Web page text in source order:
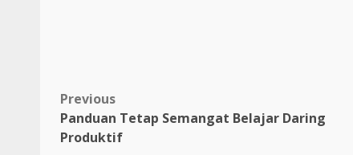
Post
navigation
Previous
Panduan Tetap Semangat Belajar Daring
Produktif